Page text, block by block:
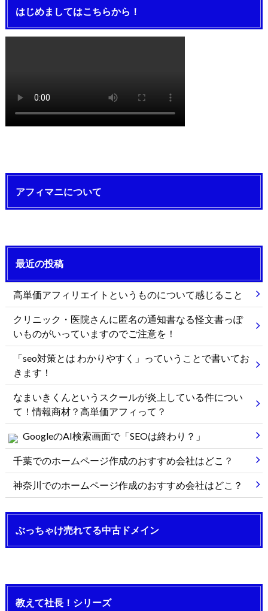
はじめましてはこちらから！
アフィマニについて
最近の投稿
高単価アフィリエイトというものについて感じること
クリニック・医院さんに匿名の通知書なる怪文書っぽ
いものがいっていますのでご注意を！
「seo対策とは わかりやすく」っていうことで書いてお
きます！
なまいきくんというスクールが炎上している件につい
て！情報商材？高単価アフィって？
GoogleのAI検索画面で「SEOは終わり？」
千葉でのホームページ作成のおすすめ会社はどこ？
神奈川でのホームページ作成のおすすめ会社はどこ？
ぶっちゃけ売れてる中古ドメイン
教えて社長！シリーズ